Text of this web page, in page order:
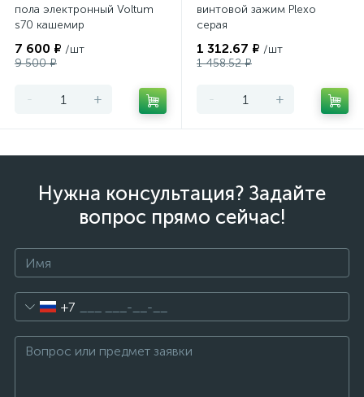
пола электронный Voltum
s70 кашемир
7 600 ₽ /шт
9 500 ₽
- +
винтовой зажим Plexo
серая
1 312.67 ₽ /шт
1 458.52 ₽
- +
Нужна консультация? Задайте
вопрос прямо сейчас!
+7